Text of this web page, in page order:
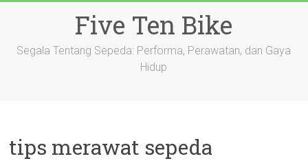
Five Ten Bike
Segala Tentang Sepeda: Performa, Perawatan, dan Gaya
Hidup
tips merawat sepeda